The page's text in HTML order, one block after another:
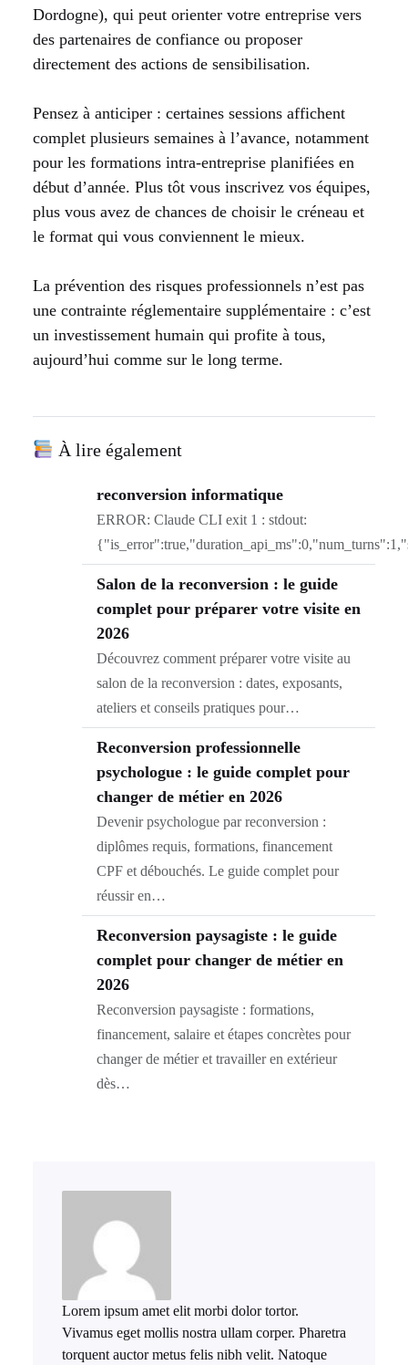
Dordogne), qui peut orienter votre entreprise vers
des partenaires de confiance ou proposer
directement des actions de sensibilisation.
Pensez à anticiper : certaines sessions affichent
complet plusieurs semaines à l’avance, notamment
pour les formations intra-entreprise planifiées en
début d’année. Plus tôt vous inscrivez vos équipes,
plus vous avez de chances de choisir le créneau et
le format qui vous conviennent le mieux.
La prévention des risques professionnels n’est pas
une contrainte réglementaire supplémentaire : c’est
un investissement humain qui profite à tous,
aujourd’hui comme sur le long terme.
À lire également
reconversion informatique
ERROR: Claude CLI exit 1 : stdout:
Salon de la reconversion : le guide
complet pour préparer votre visite en
2026
Découvrez comment préparer votre visite au
salon de la reconversion : dates, exposants,
ateliers et conseils pratiques pour…
Reconversion professionnelle
psychologue : le guide complet pour
changer de métier en 2026
Devenir psychologue par reconversion :
diplômes requis, formations, financement
CPF et débouchés. Le guide complet pour
réussir en…
Reconversion paysagiste : le guide
complet pour changer de métier en
2026
Reconversion paysagiste : formations,
financement, salaire et étapes concrètes pour
changer de métier et travailler en extérieur
dès…
Lorem ipsum amet elit morbi dolor tortor.
Vivamus eget mollis nostra ullam corper. Pharetra
torquent auctor metus felis nibh velit. Natoque